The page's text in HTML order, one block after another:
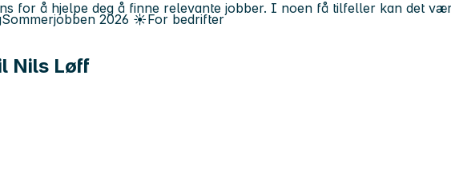
Sommerjobben 2026 ☀️For bedrifter
Nils Løff
for å hjelpe deg å finne relevante jobber. I noen få tilfeller kan det